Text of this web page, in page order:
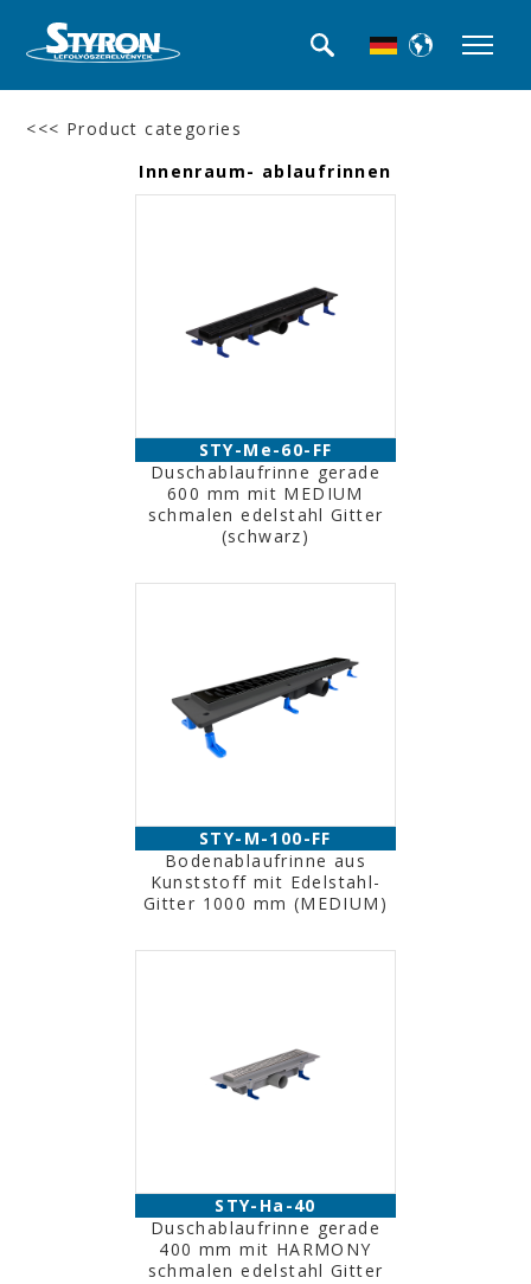
<<< Product categories
Innenraum- ablaufrinnen
STY-Me-60-FF
Duschablaufrinne gerade
600 mm mit MEDIUM
schmalen edelstahl Gitter
(schwarz)
STY-M-100-FF
Bodenablaufrinne aus
Kunststoff mit Edelstahl-
Gitter 1000 mm (MEDIUM)
STY-Ha-40
Duschablaufrinne gerade
400 mm mit HARMONY
schmalen edelstahl Gitter